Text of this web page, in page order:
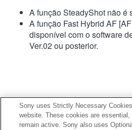
A função SteadyShot não é
A função Fast Hybrid AF
disponível com o software
Ver.02 ou posterior.
Sony uses Strictly Necessary
website. These cookies are essential,
remain active. Sony also uses